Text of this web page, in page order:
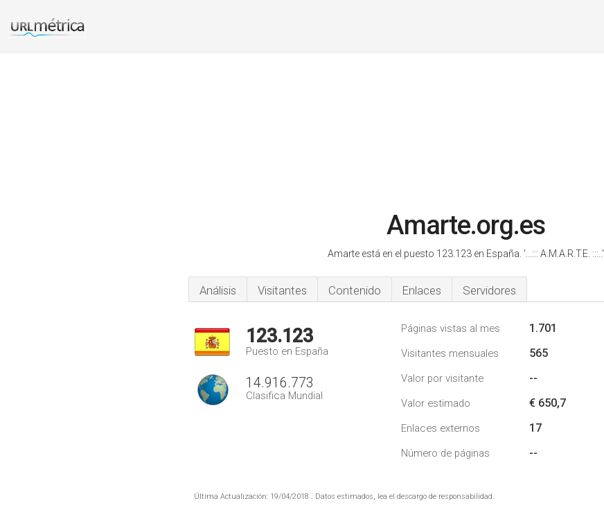
Amarte.org.es
Amarte está en el puesto 123.123 en España. '...::: A.M.A.R.T.E. :::..'
Análisis Visitantes Contenido Enlaces Servidores
123.123
Puesto en España
14.916.773
Clasifica Mundial
Páginas vistas al mes 1.701
Visitantes mensuales 565
Valor por visitante --
Valor estimado € 650,7
Enlaces externos 17
Número de páginas --
Última Actualización: 19/04/2018 . Datos estimados, lea el descargo de responsabilidad.